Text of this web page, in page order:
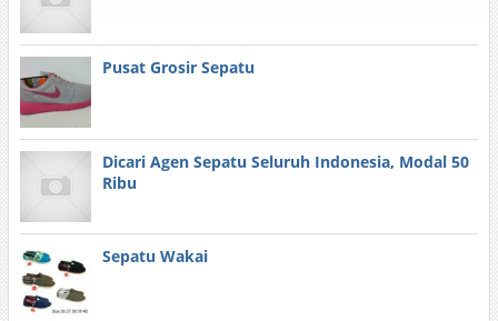
Pusat Grosir Sepatu
Dicari Agen Sepatu Seluruh Indonesia, Modal 50
Ribu
Sepatu Wakai